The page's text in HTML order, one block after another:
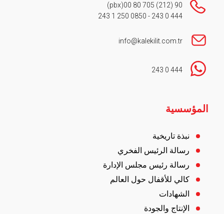
90 (212) 705 80 00
(pbx)
444 0 243
-
0850 250 1 243
info@kalekilit.com.tr
444 0 243
المؤسسية
نبذة تاريخية
رسالة الرئيس الفخري
رسالة رئيس مجلس الإدارة
كالي للأقفال حول العالم
الشهادات
الإنتاج والجودة